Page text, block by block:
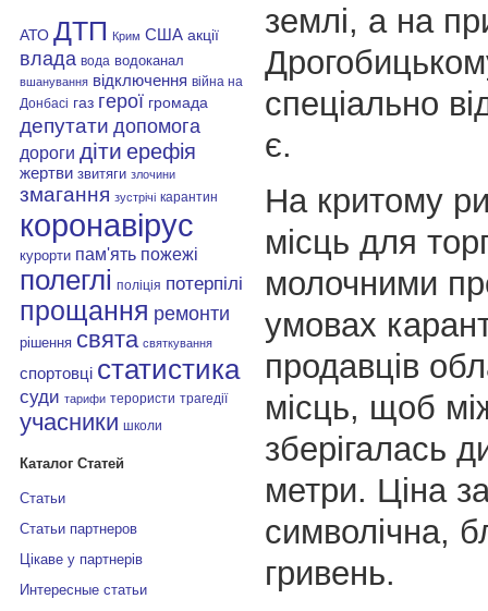
АТО ДТП Крим США акції
влада вода водоканал
вшанування відключення війна на
Донбасі газ герої громада
депутати допомога
дороги діти ерефія
жертви звитяги злочини
змагання зустрічі карантин
коронавірус
курорти пам'ять пожежі
полеглі поліція потерпілі
прощання ремонти
рішення свята святкування
спортовці статистика
суди тарифи терористи трагедії
учасники школи
Каталог Статей
Статьи
Статьи партнеров
Цікаве у партнерів
Интересные статьи
землі, а на
спеціально
є.
На критому
місць для
молочними
умовах
продавців
місць, щоб
зберігалась
метри. Ціна
символічна,
гривень.